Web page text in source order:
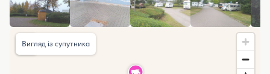
Вигляд із супутника